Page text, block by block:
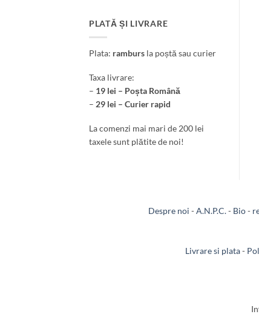
PLATĂ ȘI LIVRARE
Plata: ramburs la poștă sau curier
Taxa livrare:
– 19 lei – Poșta Română
– 29 lei – Curier rapid
La comenzi mai mari de 200 lei
taxele sunt plătite de noi!
Despre noi -A.N.P.C.- Bio-
Livrare si plata-